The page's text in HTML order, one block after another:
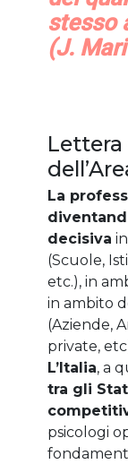
stesso
(J.
La
decisiva
(Scuole,
etc.), in
in ambito
(Aziende,
private,
L’Italia, a
tra gli
psicologi